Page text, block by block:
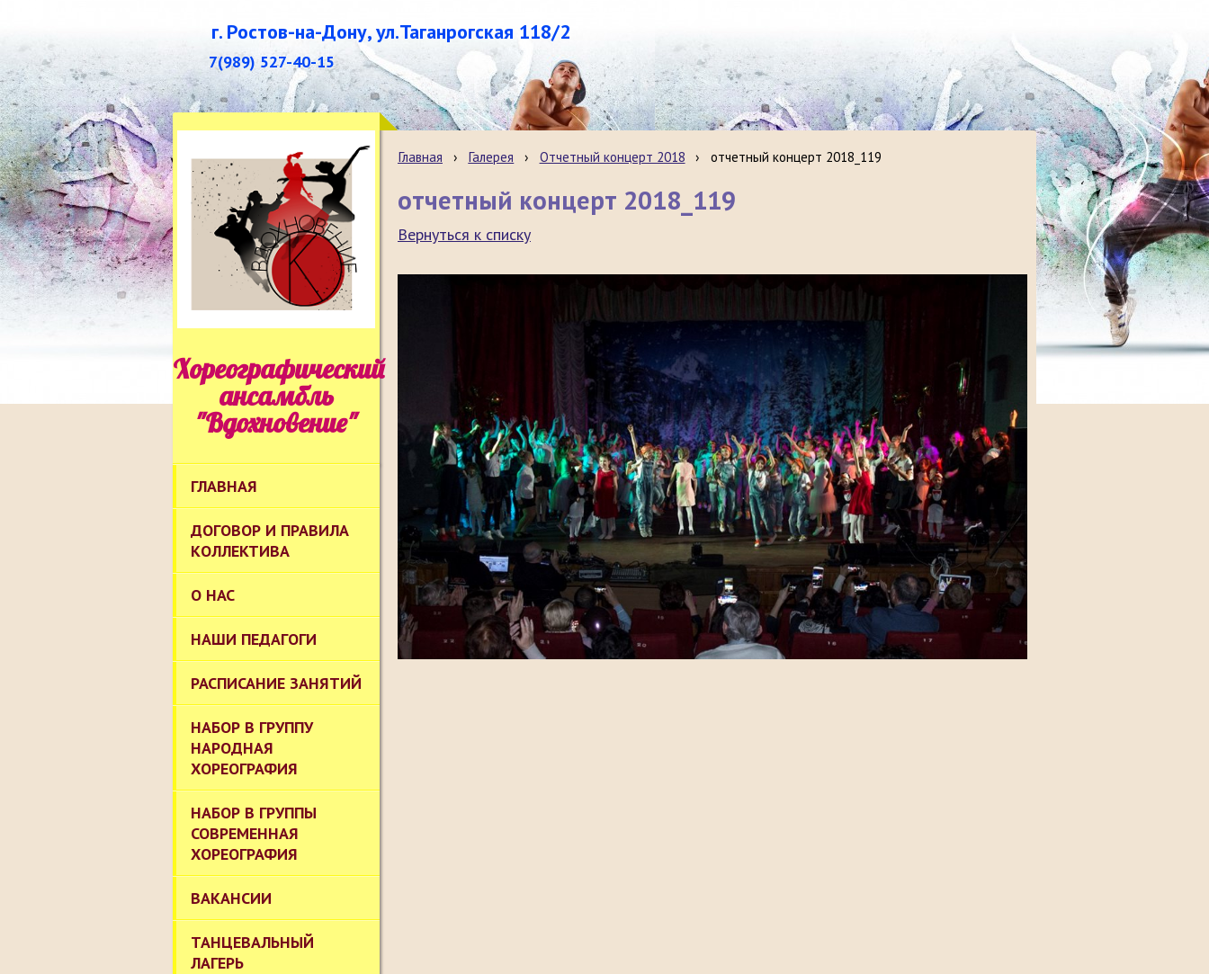
г. Ростов-на-Дону, ул.Таганрогская 118/2
7(989) 527-40-15
Хореографический
ансамбль
"Вдохновение"
ГЛАВНАЯ
ДОГОВОР И ПРАВИЛА
КОЛЛЕКТИВА
О НАС
НАШИ ПЕДАГОГИ
РАСПИСАНИЕ ЗАНЯТИЙ
НАБОР В ГРУППУ
НАРОДНАЯ
ХОРЕОГРАФИЯ
НАБОР В ГРУППЫ
СОВРЕМЕННАЯ
ХОРЕОГРАФИЯ
ВАКАНСИИ
ТАНЦЕВАЛЬНЫЙ
ЛАГЕРЬ
Главная › Галерея › Отчетный концерт 2018 › отчетный концерт 2018_119
отчетный концерт 2018_119
Вернуться к списку